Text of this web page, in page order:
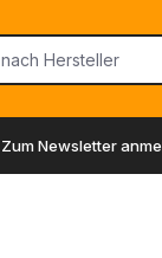
Zum Newsletter